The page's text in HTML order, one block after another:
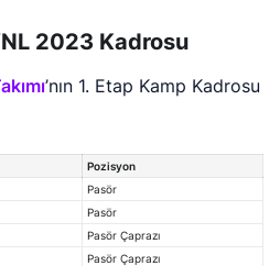
2023 Kadrosu
’nın 1. Etap Kamp Kadrosu
Pozisyon
Pasör
Pasör
Pasör Çaprazı
Pasör Çaprazı